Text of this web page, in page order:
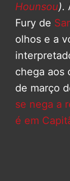
Hounsou).
Fury de
olhos e a
chega aos
de março
se nega a
é em